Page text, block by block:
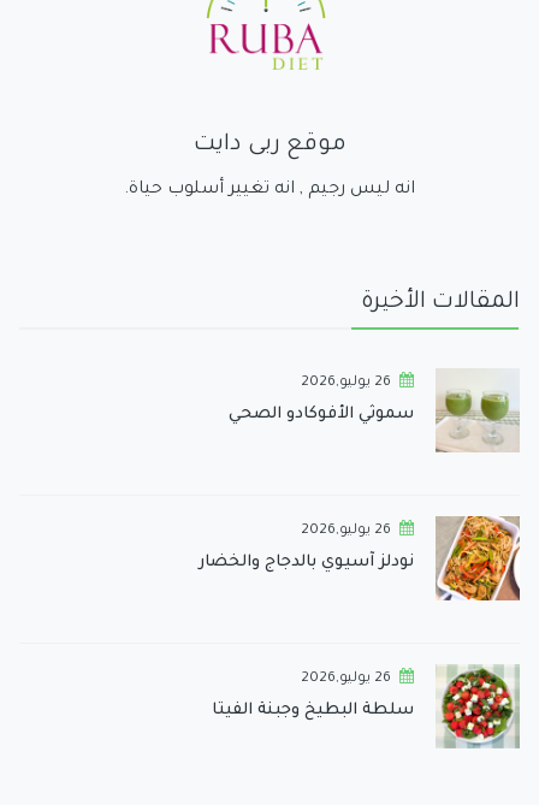
موقع ربى دايت
انه ليس رجيم , انه تغيير أسلوب حياة.
المقالات الأخيرة
26 يوليو,2026
سموثي الأفوكادو الصحي
26 يوليو,2026
نودلز آسيوي بالدجاج والخضار
26 يوليو,2026
سلطة البطيخ وجبنة الفيتا